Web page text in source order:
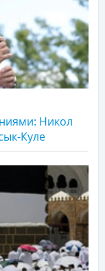
Никол
Куле